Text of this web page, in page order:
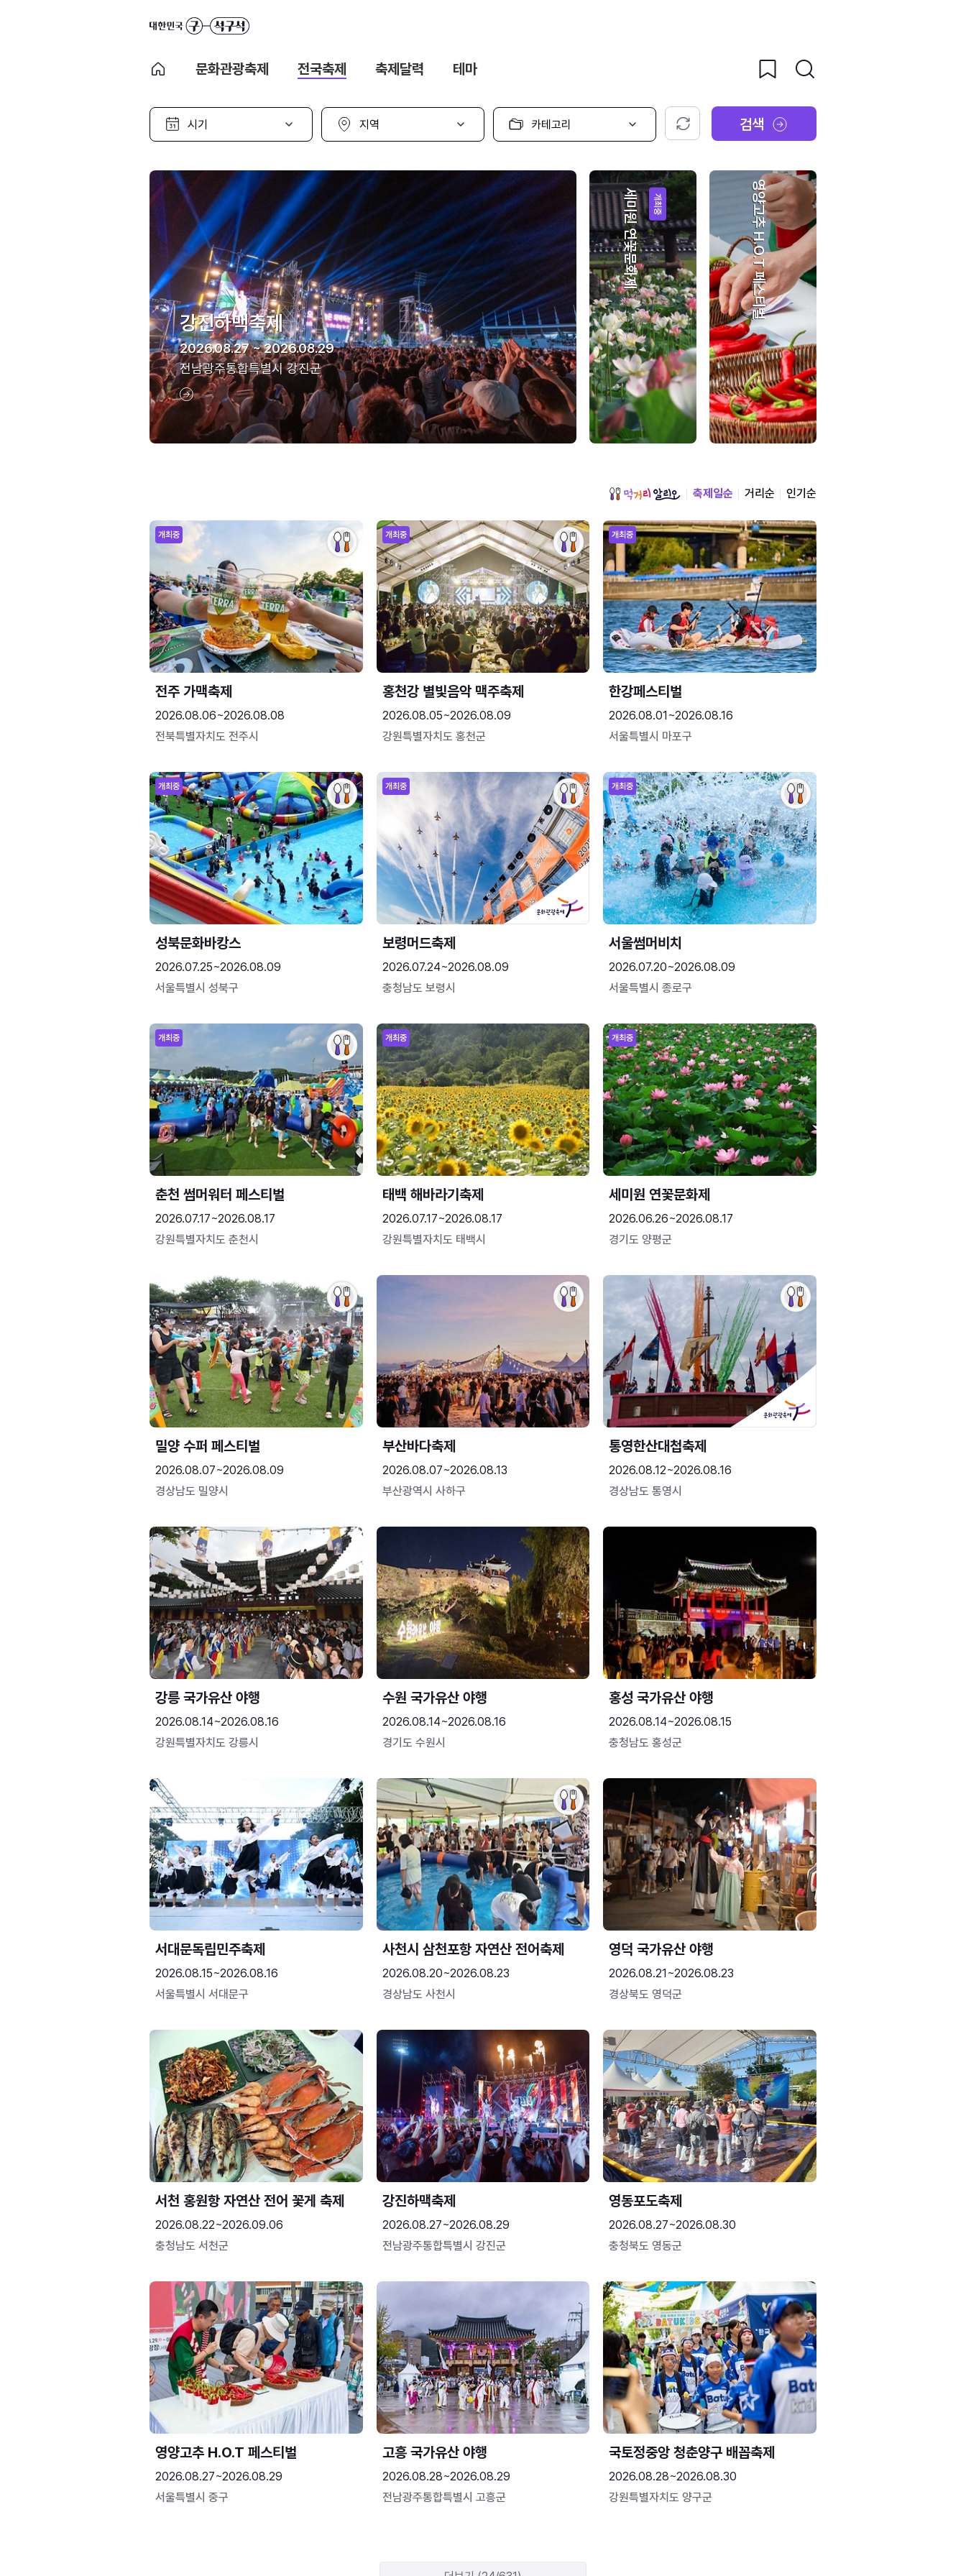
문화관광축제 전국축제 축제달력 테마
시
선
지
선
카
고
선
택
초기화 검색
강진하맥축제
2026.08.27 ~ 2026.08.29
전남광주통합특별시 강진군
개최중
세미원 연꽃문화제 영양고추 H.O.T 페스티벌
축제일순 거리순 인기순
개최중
전주 가맥축제
2026.08.06~2026.08.08
전북특별자치도 전주시
개최중
홍천강 별빛음악 맥주축제
2026.08.05~2026.08.09
강원특별자치도 홍천군
개최중
한강페스티벌
2026.08.01~2026.08.16
서울특별시 마포구
개최중
성북문화바캉스
2026.07.25~2026.08.09
서울특별시 성북구
개최중
보령머드축제
2026.07.24~2026.08.09
충청남도 보령시
개최중
서울썸머비치
2026.07.20~2026.08.09
서울특별시 종로구
개최중
춘천 썸머워터 페스티벌
2026.07.17~2026.08.17
강원특별자치도 춘천시
개최중
태백 해바라기축제
2026.07.17~2026.08.17
강원특별자치도 태백시
개최중
세미원 연꽃문화제
2026.06.26~2026.08.17
경기도 양평군
밀양 수퍼 페스티벌
2026.08.07~2026.08.09
경상남도 밀양시
부산바다축제
2026.08.07~2026.08.13
부산광역시 사하구
통영한산대첩축제
2026.08.12~2026.08.16
경상남도 통영시
강릉 국가유산 야행
2026.08.14~2026.08.16
강원특별자치도 강릉시
수원 국가유산 야행
2026.08.14~2026.08.16
경기도 수원시
홍성 국가유산 야행
2026.08.14~2026.08.15
충청남도 홍성군
서대문독립민주축제
2026.08.15~2026.08.16
서울특별시 서대문구
사천시 삼천포항 자연산 전어축제
2026.08.20~2026.08.23
경상남도 사천시
영덕 국가유산 야행
2026.08.21~2026.08.23
경상북도 영덕군
서천 홍원항 자연산 전어 꽃게 축제
2026.08.22~2026.09.06
충청남도 서천군
강진하맥축제
2026.08.27~2026.08.29
전남광주통합특별시 강진군
영동포도축제
2026.08.27~2026.08.30
충청북도 영동군
영양고추 H.O.T 페스티벌
2026.08.27~2026.08.29
서울특별시 중구
고흥 국가유산 야행
2026.08.28~2026.08.29
전남광주통합특별시 고흥군
국토정중앙 청춘양구 배꼽축제
2026.08.28~2026.08.30
강원특별자치도 양구군